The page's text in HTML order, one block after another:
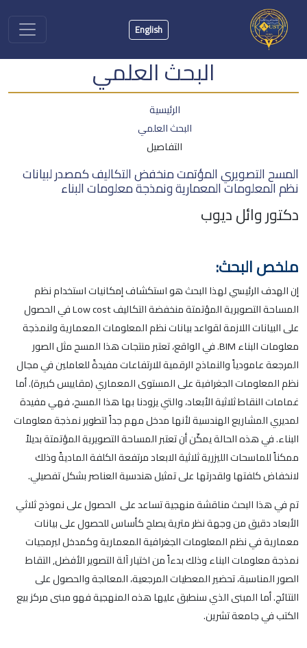
English
البحث العلمي
الرئيسية
البحث العلمي
التفاصيل
المسح التصويري المؤتمت منخفض التكاليف كمصدر لبيانات
نظم المعلومات المعمارية ونمذجة معلومات البناء
دكتور وائل ديوب
ملخص البحث:
إن الهدف الرئيسي لهذا البحث هو استكشاف إمكانيات استخدام نظم
المساحة التصويرية المؤتمتة منخفضة التكاليف Low cost في الحصول
على البيانات اللازمة لقواعد بيانات نظم المعلومات المعمارية ولنمذجة
معلومات البناء BIM. في الواقع، تعتبر منتجات هذا المسح مثل الصور
المرجعة عامودياً والنماذج الرقمية للارتفاعات مفيدةً للعاملين في مجال
نظم المعلومات الجغرافية على المستوى المعماري (مقاييس كبيرة). أما
غمامات النقاط ثلاثية الأبعاد، والتي يزودنا بها هذا المسح، فهي مفيدة
لمديري المشاريع الهندسية لأنها مدخل مهم جداً لتطوير نمذجة معلومات
البناء. في هذه الحالة يمكّن أن تعتبر المساحة التصويرية المؤتمتة بديلاً
ممكناً للماسحات الليزرية ثلاثية الابعاد مرتفعة الكلفة الماديةً وذلك
لانخفاض كلفتها ولقدرتها على تمثيل هندسية العناصر بشكل تفصيلي.
تم في هذا البحث مناقشة منهجية تساعد على الحصول على نموذج ثلاثي
الأبعاد دقيق من وجهة نظر مترية يصلح كأساس للحصول على بيانات
معمارية في نظم المعلومات الجغرافية المعمارية وكمدخل لبرمجيات
نمذجة معلومات البناء وذلك بدءاً من اختيار آلة التصوير الأفضل, التقاط
الصور المناسبة، تحضير المعطيات المرجعية، المعالجة والحصول على
النتائج. أما المبنى الذي سنطبق عليها هذه المنهجية فهو مبنى مركز بيع
الكتب في جامعة تشرين.